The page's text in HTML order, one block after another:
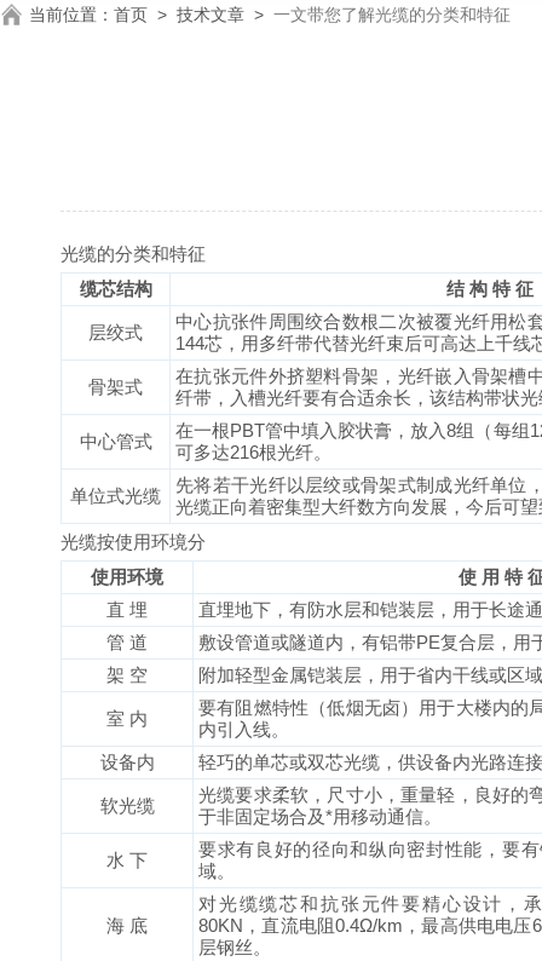
当前位置： 首页 > 技术文章 > 一文带您了解光缆的分类和特征
光缆的分类和特征
缆芯结构
结 构 特 征
层绞式
中心抗张件周围绞合数根二次被覆光纤用松
144芯，用多纤带代替光纤束后可高达上千线
骨架式
在抗张元件外挤塑料骨架，光纤嵌入骨架槽
纤带，入槽光纤要有合适余长，该结构带状
中心管式
在一根PBT管中填入胶状膏，放入8组（每组
可多达216根光纤。
单位式光缆
先将若干光纤以层绞或骨架式制成光纤单位
光缆正向着密集型大纤数方向发展，今后可
光缆按使用环境分
使用环境
使 用 特
直 埋
直埋地下，有防水层和铠装层，用于长途
管 道
敷设管道或隧道内，有铝带PE复合层，用
架 空
附加轻型金属铠装层，用于省内干线或区
室 内
要有阻燃特性（低烟无卤）用于大楼内的
内引入线。
设备内
轻巧的单芯或双芯光缆，供设备内光路连
软光缆
光缆要求柔软，尺寸小，重量轻，良好的
于非固定场合及*用移动通信。
水 下
要求有良好的径向和纵向密封性能，要
域。
海 底
对光缆缆芯和抗张元件要精心设计，
80KN，直流电阻0.4Ω/km，最高供电电压
层钢丝。